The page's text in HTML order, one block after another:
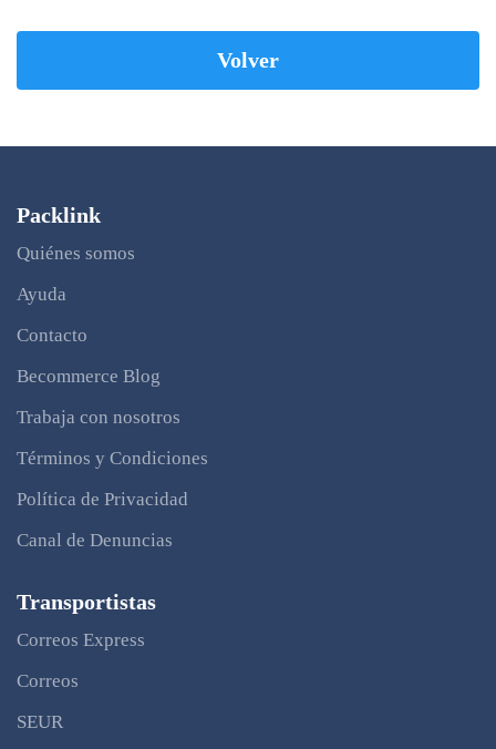
Volver
Packlink
Quiénes somos
Ayuda
Contacto
Becommerce Blog
Trabaja con nosotros
Términos y Condiciones
Política de Privacidad
Canal de Denuncias
Transportistas
Correos Express
Correos
SEUR